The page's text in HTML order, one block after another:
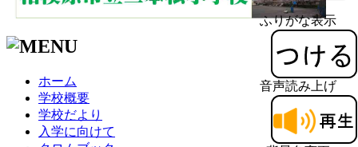
ふりがな表示
音声読み上げ
ホーム
学校概要
学校だより
入学に向けて